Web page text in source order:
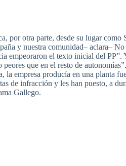
, por otra parte, desde su lugar como
y nuestra comunidad– aclara– No
empeoraron el texto inicial del PP”.
peores que en el resto de autonomías”
, la empresa producía en una planta
de infracción y les han puesto, a
Gallego.